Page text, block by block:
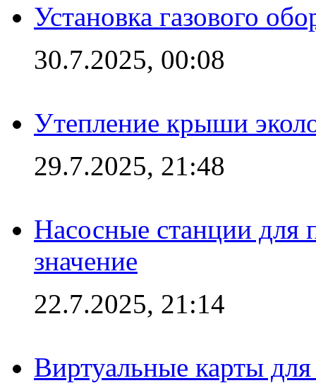
Установка газового
30.7.2025, 00:08
Утепление крыши
29.7.2025, 21:48
Насосные станции для
значение
22.7.2025, 21:14
Виртуальные карты